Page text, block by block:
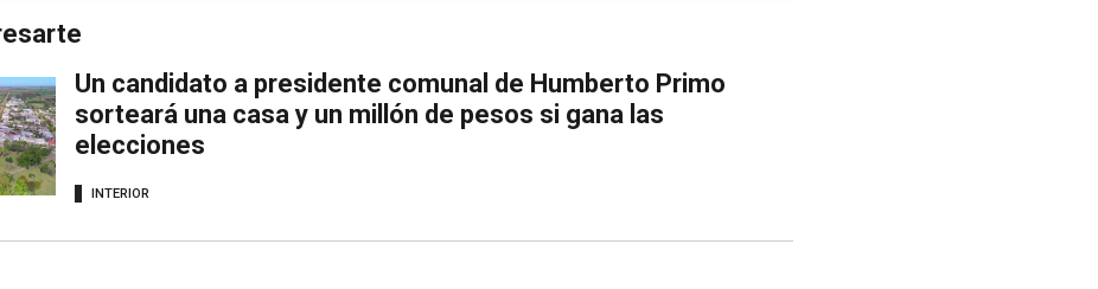
Un candidato a presidente comunal de Humberto Primo
sorteará una casa y un millón de pesos si gana las
elecciones
INTERIOR